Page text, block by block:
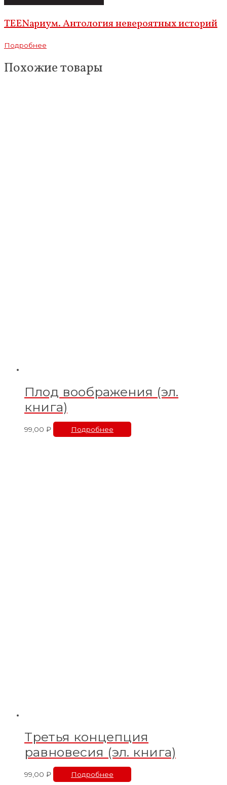
TEENариум. Антология невероятных историй
Подробнее
Похожие товары
Плод воображения (эл.
книга)
99,00 ₽ Подробнее
Третья концепция
равновесия (эл. книга)
99,00 ₽ Подробнее